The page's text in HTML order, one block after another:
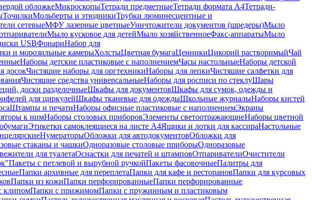
обложкеМикроскопыТетради предметныеТетради формата А4Тетради-
ТочилкиМольберты и этюдникиТрубки люминесцентные и
сетевыеМФУ лазерные цветныеУничтожители документов (шредеры)Мыло
Мыло кусковое для детейМыло хозяйственноеФакс-аппаратыМыло
USBФонариНабор для
и морозильные камерыХолстыЦветная бумагаЦенникиЦикорий растворимыйЧай
Наборы детские пластиковые с наполнениемЧасы настольныеНаборы детской
досокЧистящие наборы для оргтехникиНаборы для лепкиЧистящие салфетки для
Чистящие средства универсальныеНаборы для росписи по стеклуШары
доски разделочныеШкафы для документовШкафы для сумок, одежды и
для циркулейШкафы тканевые для одеждыШкольные журналыНаборы кистей
Штампы и печатиНаборы офисные пластиковые с наполнениемЭкраны
к нимНаборы столовых приборовЭлементы светоотражающиеНаборы цветной
Этикетки самоклеящиеся на листе А4Ящики и лотки для кассираНастольные
НумераторыОбложки для автодокументовОбложки для
стаканы и чашкиОдноразовые столовые приборыОдноразовые
для туалетаОснастки для печатей и штамповОтпаривателиОчистители
Пакеты с петлевой и вырубной ручкойПакеты фасовочныеПалитры для
Папки архивные для переплетаПапки для кафе и ресторановПапки для курсовых
Папки из кожиПапки перфорированныеПапки перфорированные
клипомПапки с прижимомПапки с пружинным и пластиковым